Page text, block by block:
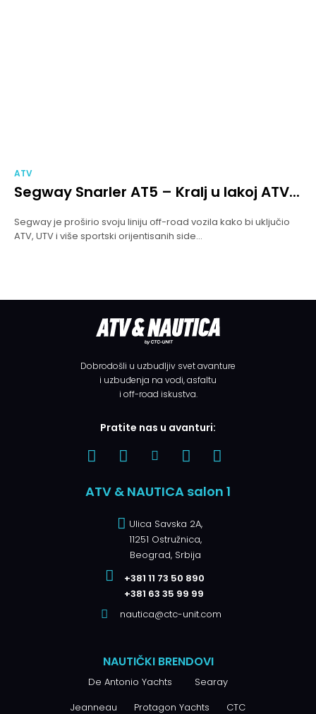
ATV
Segway Snarler AT5 – Kralj u lakoj ATV...
Segway je proširio svoju liniju off-road vozila kako bi uključio
ATV, UTV i više sportski orijentisanih side...
Dobrodošli u uzbudljiv svet avanture
i uzbuđenja na vodi, asfaltu
i off-road iskustva.
Pratite nas u avanturi:
ATV & NAUTICA salon 1
Ulica Savska 2A,
11251 Ostružnica,
Beograd, Srbija
+381 11 73 50 890
+381 63 35 99 99
nautica@ctc-unit.com
NAUTIČKI BRENDOVI
De Antonio Yachts
Searay
Jeanneau Protagon Yachts
CTC